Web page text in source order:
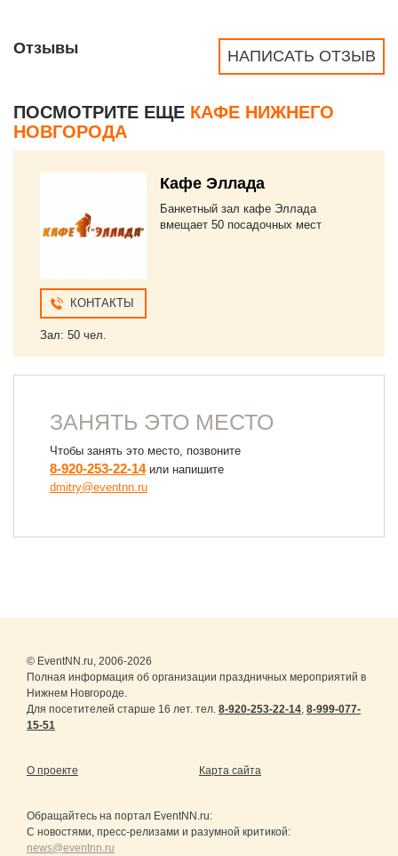
НАПИСАТЬ ОТЗЫВ
Отзывы
ПОСМОТРИТЕ ЕЩЕ КАФЕ НИЖНЕГО
НОВГОРОДА
КОНТАКТЫ
Зал: 50 чел.
Кафе Эллада
Банкетный зал кафе Эллада
вмещает 50 посадочных мест
ЗАНЯТЬ ЭТО МЕСТО
Чтобы занять это место, позвоните
8-920-253-22-14или напишите
dmitry@eventnn.ru
© EventNN.ru, 2006-2026
Полная информация об организации праздничных мероприятий в
Нижнем Новгороде.
Для посетителей старше 16 лет. тел. 8-920-253-22-14, 8-999-077-
15-51
О проекте Карта сайта
Обращайтесь на портал EventNN.ru:
С новостями, пресс-релизами и разумной критикой:
news@eventnn.ru